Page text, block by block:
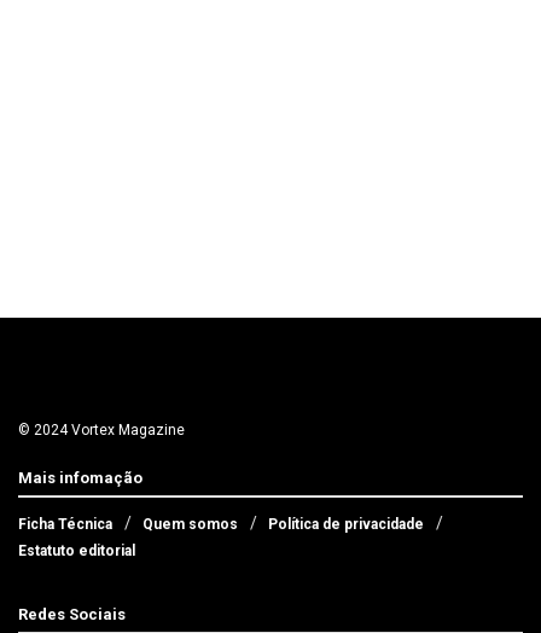
© 2024 Vortex Magazine
Mais infomação
Ficha Técnica Quem somos
Política de privacidade
Estatuto editorial
Redes Sociais